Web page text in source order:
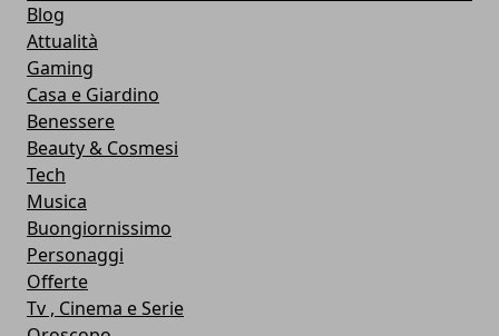
Blog
Attualità
Gaming
Casa e Giardino
Benessere
Beauty & Cosmesi
Tech
Musica
Buongiornissimo
Personaggi
Offerte
Tv , Cinema e Serie